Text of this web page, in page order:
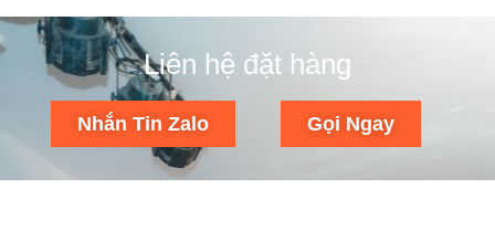
Liên hệ đặt hàng
Nhắn Tin Zalo Gọi Ngay